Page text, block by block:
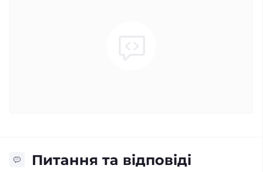
Питання та відповіді